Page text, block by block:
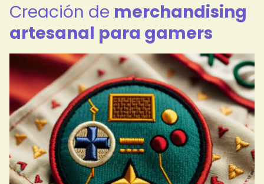
Creación de merchandising
artesanal para gamers